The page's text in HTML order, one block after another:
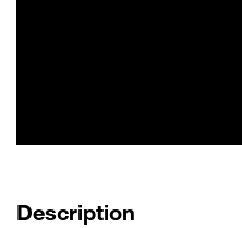
Description